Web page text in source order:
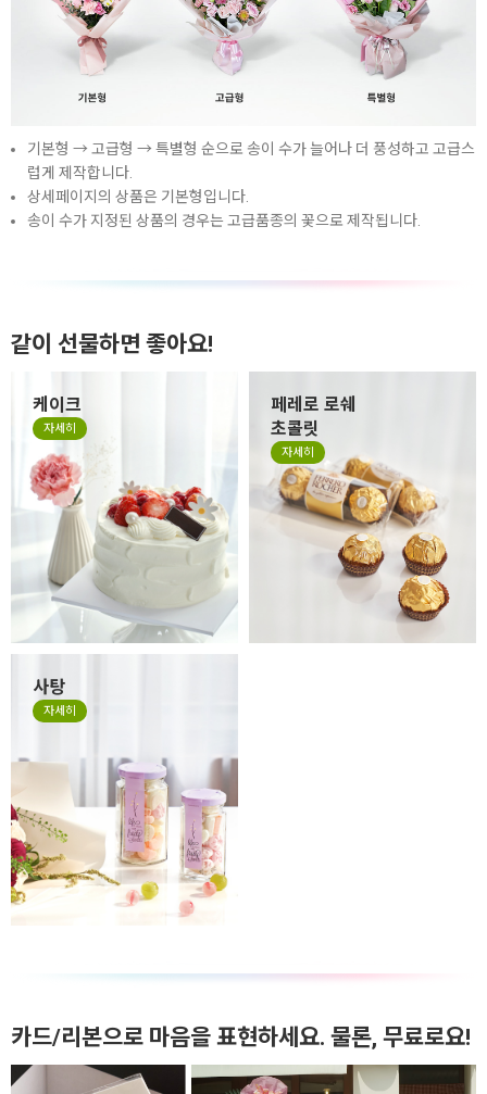
기본형 → 고급형 → 특별형 순으로 송이 수가 늘어나 더 풍성하고 고급스
럽게 제작합니다.
상세페이지의 상품은 기본형입니다.
송이 수가 지정된 상품의 경우는 고급품종의 꽃으로 제작됩니다.
같이 선물하면 좋아요!
케이크
자세히
페레로 로쉐
초콜릿
자세히
사탕
자세히
카드/리본으로 마음을 표현하세요. 물론, 무료로요!